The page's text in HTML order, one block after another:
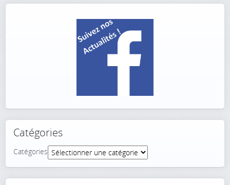
Catégories
Catégories